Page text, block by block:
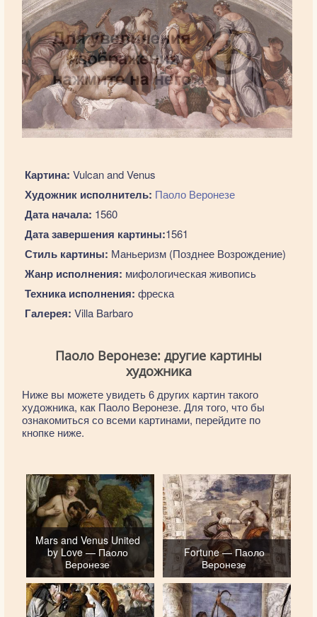
Картина: Vulcan and Venus
Художник исполнитель: Паоло Веронезе
Дата начала: 1560
Дата завершения картины:1561
Стиль картины: Маньеризм (Позднее Возрождение)
Жанр исполнения: мифологическая живопись
Техника исполнения: фреска
Галерея: Villa Barbaro
Паоло Веронезе: другие картины
художника
Ниже вы можете увидеть 6 других картин такого
художника, как Паоло Веронезе. Для того, что бы
ознакомиться со всеми картинами, перейдите по
кнопке ниже.
Mars and Venus United
by Love — Паоло
Веронезе
Fortune — Паоло
Веронезе